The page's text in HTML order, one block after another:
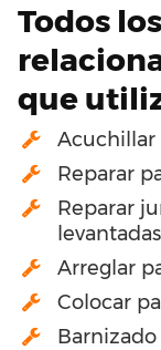
Todos
que
Acuchillar
Reparar
Reparar
levantadas
Arreglar
Colocar
Barnizado